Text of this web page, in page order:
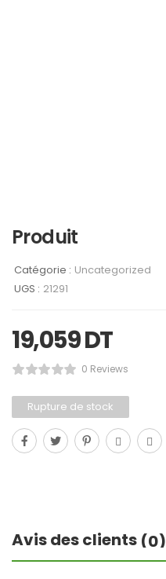
Produit
Catégorie : Uncategorized
UGS : 21291
19,059DT
0 Reviews
Rupture de stock
Avis des clients (0)